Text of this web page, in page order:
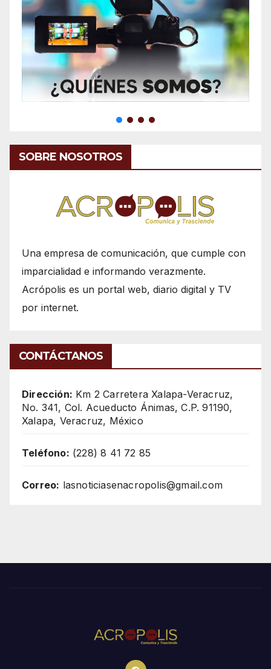
SOBRE NOSOTROS
Una empresa de comunicación, que cumple con
imparcialidad e informando verazmente.
Acrópolis es un portal web, diario digital y TV
por internet.
CONTÁCTANOS
Dirección: Km 2 Carretera Xalapa-Veracruz,
No. 341, Col. Acueducto Ánimas, C.P. 91190,
Xalapa, Veracruz, México
Teléfono: (228) 8 41 72 85
Correo: lasnoticiasenacropolis@gmail.com